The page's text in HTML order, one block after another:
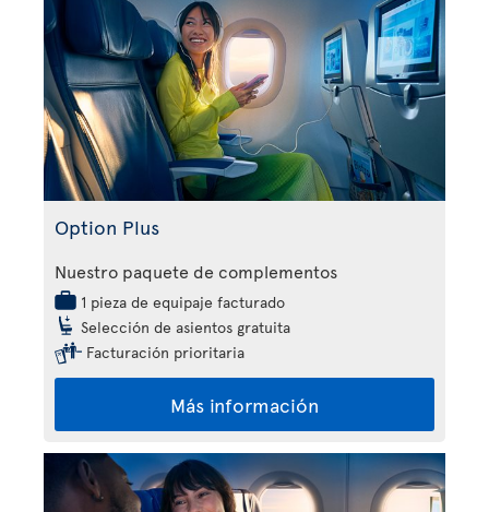
Option Plus
Nuestro paquete de complementos
1 pieza de equipaje facturado
Selección de asientos gratuita
Facturación prioritaria
Más información